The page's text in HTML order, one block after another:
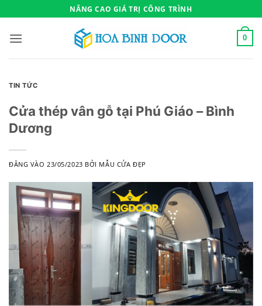
qua
nội
NÂNG CAO GIÁ TRỊ CÔNG TRÌNH
0
TIN TỨC
Cửa thép vân gỗ tại Phú Giáo – Bình
Dương
ĐĂNG VÀO 23/05/2023 BỞI MẪU CỬA ĐẸP